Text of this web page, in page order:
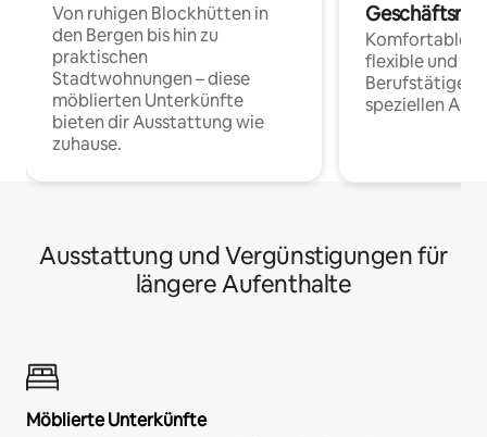
Von ruhigen Blockhütten in
den Bergen bis hin zu
praktischen
Stadtwohnungen – diese
möblierten Unterkünfte
bieten dir Ausstattung wie
zuhause.
Komfortable
flexible und
Berufstätige
speziellen
Ausstattung und Vergünstigungen für
längere Aufenthalte
Möblierte Unterkünfte